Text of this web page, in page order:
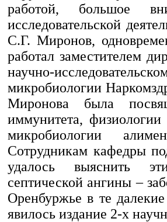
работой, большое
исследовательской
С.Г. Миронов,
работал заместителем
научно-
микробиологии
Миронова была
иммунитета, физиологии
микробиологии
Сотрудникам кафедры
удалось выяснить
септической ангины –
Оренбуржье в те
явилось издание 2-х